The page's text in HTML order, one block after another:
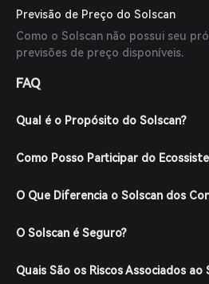
Previsão de Preço do Solscan
Como o Solscan não possui seu
previsões de preço disponíveis.
FAQ
Qual é o Propósito do Solscan?
Como Posso Participar do
O Que Diferencia o Solscan dos
O Solscan é Seguro?
Quais São os Riscos Associados ao